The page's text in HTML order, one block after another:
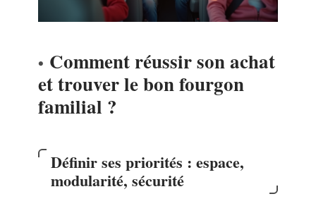
Comment réussir son achat
et trouver le bon fourgon
familial ?
Définir ses priorités : espace,
modularité, sécurité